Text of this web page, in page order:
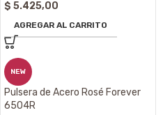
$ 5.425,00
AGREGAR AL CARRITO
NEW
Pulsera de Acero Rosé Forever
6504R